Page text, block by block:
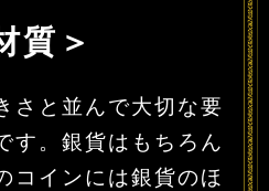
質＞
さと並んで大切な要
す。銀貨はもちろん
コインには銀貨のほ